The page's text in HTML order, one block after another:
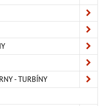
- TURBÍNY